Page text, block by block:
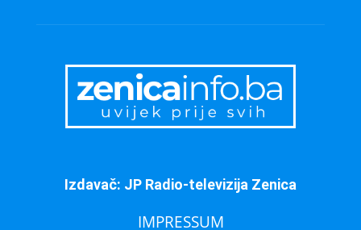
Izdavač: JP Radio-televizija Zenica
IMPRESSUM